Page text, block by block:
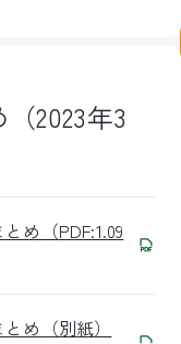
2023年3
め（PDF:1.09
め（別紙）